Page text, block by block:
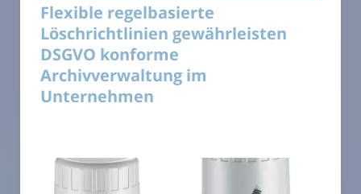
Flexible regelbasierte
Löschrichtlinien gewährleisten
DSGVO konforme
Archivverwaltung im
Unternehmen